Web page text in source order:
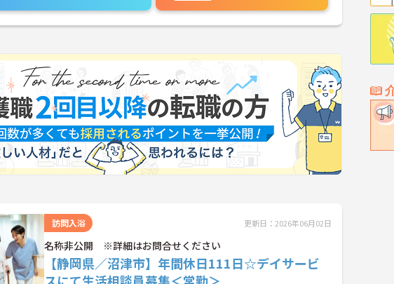
訪問入浴 更新日：2026年06月02日
名称非公開 ※詳細はお問合せください
【静岡県／沼津市】年間休日111日☆デイサービ